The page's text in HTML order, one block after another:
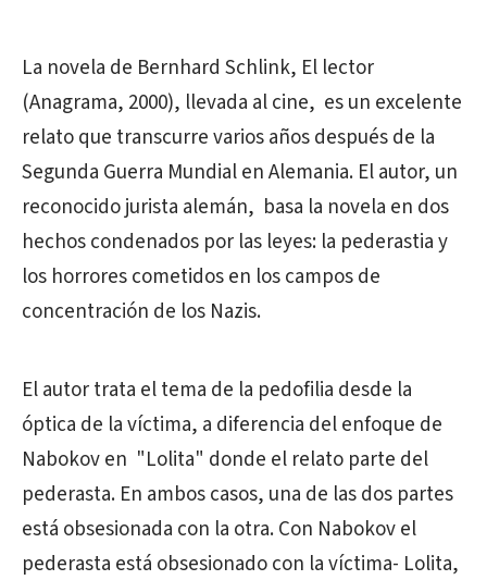
La novela de Bernhard Schlink, El lector
(Anagrama, 2000), llevada al cine, es un excelente
relato que transcurre varios años después de la
Segunda Guerra Mundial en Alemania. El autor, un
reconocido jurista alemán, basa la novela en dos
hechos condenados por las leyes: la pederastia y
los horrores cometidos en los campos de
concentración de los Nazis.
El autor trata el tema de la pedofilia desde la
óptica de la víctima, a diferencia del enfoque de
Nabokov en "Lolita" donde el relato parte del
pederasta. En ambos casos, una de las dos partes
está obsesionada con la otra. Con Nabokov el
pederasta está obsesionado con la víctima- Lolita,